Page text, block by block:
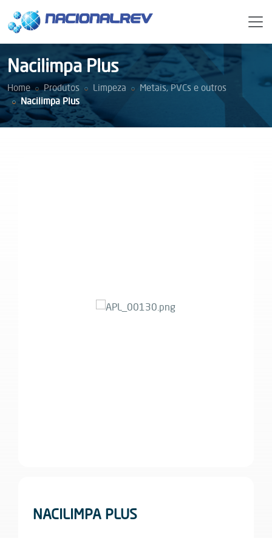
Nacilimpa Plus
Home Produtos Limpeza
Metais, PVCs e outros
Nacilimpa Plus
NACILIMPA PLUS